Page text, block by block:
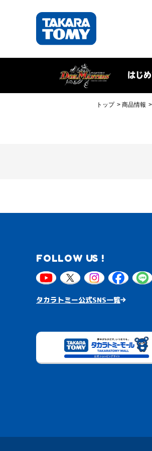
はじ
トップ 商品情報
FOLLOW US !
タカラトミー公式SNS一覧